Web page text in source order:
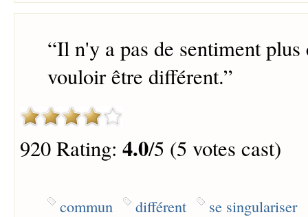
“Il n'y a pas de sentiment
vouloir être différent.”
920 Rating: 4.0/5 (5 votes cast)
commun différent se singulariser